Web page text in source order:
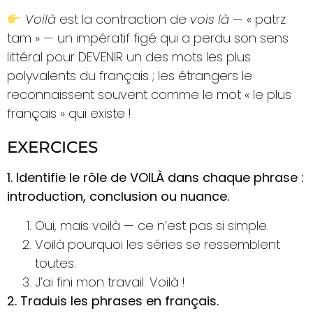
Voilàest la contraction de vois là— « patrz
tam » — un impératif figé qui a perdu son sens
littéral pour DEVENIR un des mots les plus
polyvalents du français ; les étrangers le
reconnaissent souvent comme le mot « le plus
français » qui existe !
EXERCICES
1. Identifie le rôle de VOILÀ dans chaque phrase :
introduction, conclusion ou nuance.
Oui, mais voilà — ce n’est pas si simple.
Voilà pourquoi les séries se ressemblent
toutes.
J’ai fini mon travail. Voilà !
2. Traduis les phrases en français.